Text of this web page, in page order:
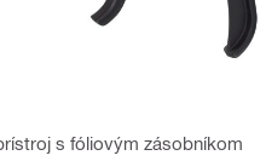
s fóliovým zásobníkom